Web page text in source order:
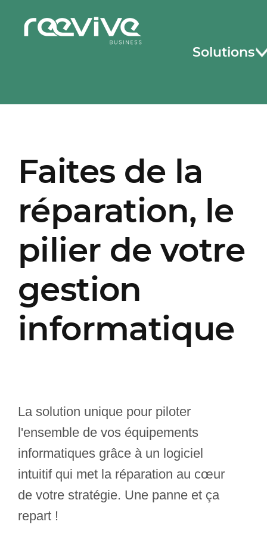
Solutions
Faites de la
réparation, le
pilier de votre
gestion
informatique
La solution unique pour piloter
l'ensemble de vos équipements
informatiques grâce à un logiciel
intuitif qui met la réparation au cœur
de votre stratégie. Une panne et ça
repart !